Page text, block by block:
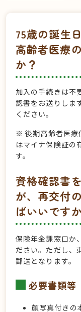
75歳の誕生
高齢者医療
か？
加入の手続きは不
認書をお送りしま
ください。
※ 後期高齢者医療
はマイナ保険証の
す。
資格確認書
が、再交付
ばいいです
保険年金課窓口か
ださい。ただし、
郵送となります。
必要書類等
顔写真付きの